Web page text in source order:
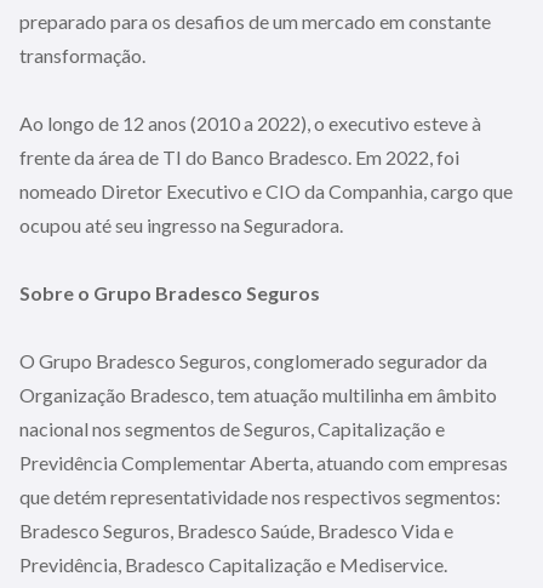
preparado para os desafios de um mercado em constante
transformação.
Ao longo de 12 anos (2010 a 2022), o executivo esteve à
frente da área de TI do Banco Bradesco. Em 2022, foi
nomeado Diretor Executivo e CIO da Companhia, cargo que
ocupou até seu ingresso na Seguradora.
Sobre o Grupo Bradesco Seguros
O Grupo Bradesco Seguros, conglomerado segurador da
Organização Bradesco, tem atuação multilinha em âmbito
nacional nos segmentos de Seguros, Capitalização e
Previdência Complementar Aberta, atuando com empresas
que detém representatividade nos respectivos segmentos:
Bradesco Seguros, Bradesco Saúde, Bradesco Vida e
Previdência, Bradesco Capitalização e Mediservice.